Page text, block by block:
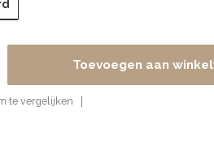
Toevoegen aan
te vergelijken